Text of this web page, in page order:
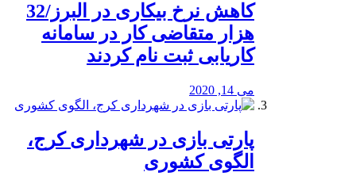
کاهش نرخ بیکاری در البرز/32
هزار متقاضی کار در سامانه
کاریابی ثبت نام کردند
می 14, 2020
پارتی بازی در شهرداری کرج،
الگوی کشوری